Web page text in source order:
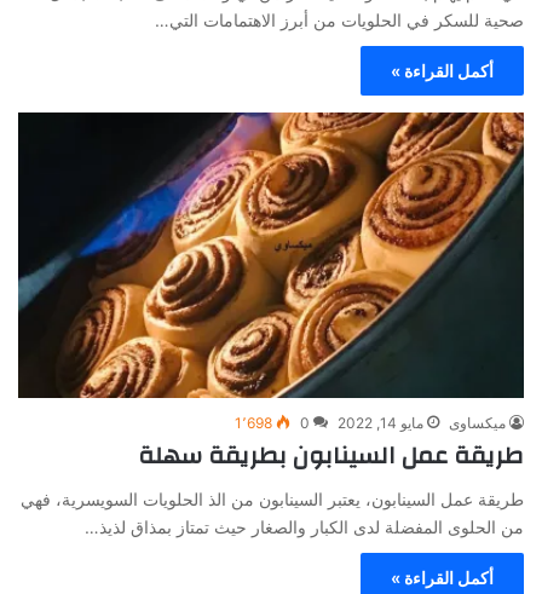
صحية للسكر في الحلويات من أبرز الاهتمامات التي…
أكمل القراءة »
ميكساوى مايو 14, 2022 0 1٬698
طريقة عمل السينابون بطريقة سهلة
طريقة عمل السينابون، يعتبر السينابون من الذ الحلويات السويسرية، فهي
من الحلوى المفضلة لدى الكبار والصغار حيث تمتاز بمذاق لذيذ…
أكمل القراءة »